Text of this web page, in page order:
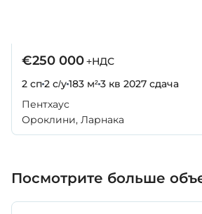
€250 000+НДС
2 сп2 с/у183 м²3 кв 2027 сдача
Пентхаус
Ороклини, Ларнака
Посмотрите больше